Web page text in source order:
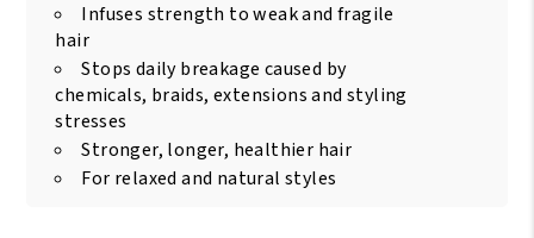
Infuses strength to weak and fragile
hair
Stops daily breakage caused by
chemicals, braids, extensions and styling
stresses
Stronger, longer, healthier hair
For relaxed and natural styles